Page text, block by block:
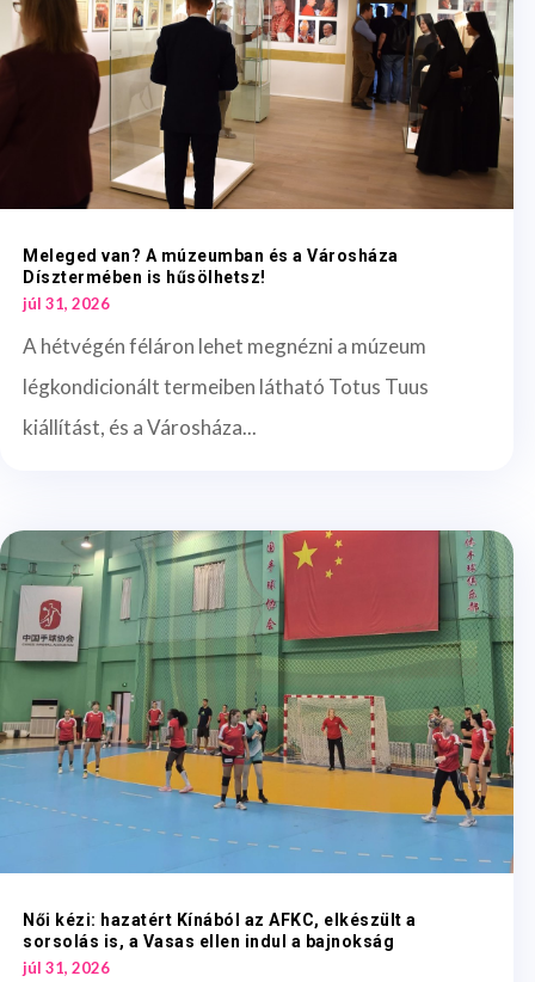
Meleged van? A múzeumban és a Városháza
Dísztermében is hűsölhetsz!
júl 31, 2026
A hétvégén féláron lehet megnézni a múzeum
légkondicionált termeiben látható Totus Tuus
kiállítást, és a Városháza...
Női kézi: hazatért Kínából az AFKC, elkészült a
sorsolás is, a Vasas ellen indul a bajnokság
júl 31, 2026